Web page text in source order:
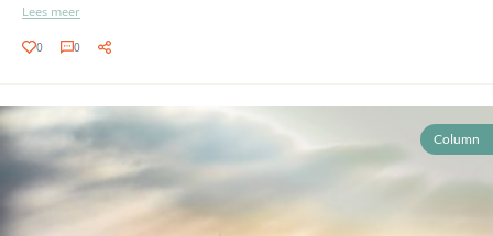
Lees meer
0 0
Column